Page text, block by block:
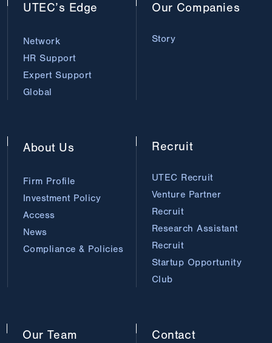
UTEC’s Edge
Network
HR Support
Expert Support
Global
Our Companies
Story
Our Team
About Us
Firm Profile
Investment Policy
Access
News
Compliance & Policies
Recruit
UTEC Recruit
Venture Partner
Recruit
Research Assistant
Recruit
Startup Opportunity
Club
Contact